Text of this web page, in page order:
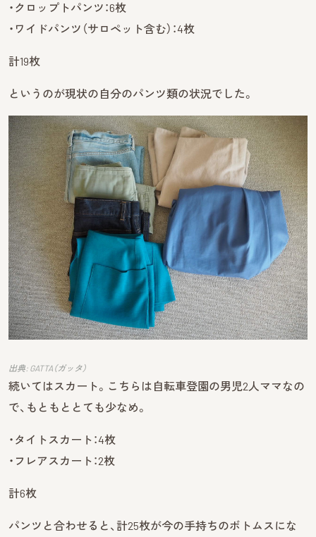
・クロップトパンツ：6枚
・ワイドパンツ（サロペット含む）：4枚
計19枚
というのが現状の自分のパンツ類の状況でした。
出典: GATTA（ガッタ）
続いてはスカート。こちらは自転車登園の男児2人ママなの
で、もともととても少なめ。
・タイトスカート：4枚
・フレアスカート：2枚
計6枚
パンツと合わせると、計25枚が今の手持ちのボトムスにな